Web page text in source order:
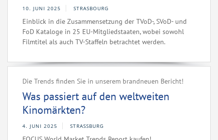
10. JUNI 2025 STRASBOURG
Einblick in die Zusammensetzung der TVoD-, SVoD- und
FoD Kataloge in 25 EU-Mitgliedstaaten, wobei sowohl
Filmtitel als auch TV-Staffeln betrachtet werden.
Die Trends finden Sie in unserem brandneuen Bericht!
Was passiert auf den weltweiten
Kinomärkten?
4. JUNI 2025 STRASSBURG